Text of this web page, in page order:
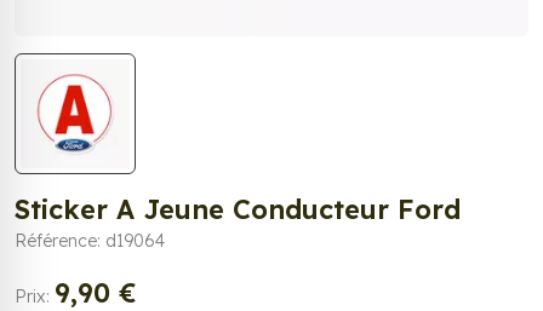
Sticker A Jeune Conducteur Ford
Référence: d19064
Prix: 9,90 €